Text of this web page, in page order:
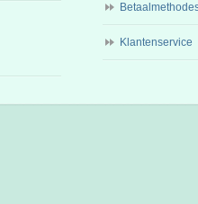
Klantenservice